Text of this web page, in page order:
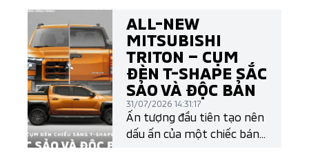
Nam
ALL-NEW
MITSUBISHI
TRITON – CỤM
ĐÈN T-SHAPE SẮC
SẢO VÀ ĐỘC BẢN
31/07/2026 14:31:17
Ấn tượng đầu tiên tạo nên
dấu ấn của một chiếc bán